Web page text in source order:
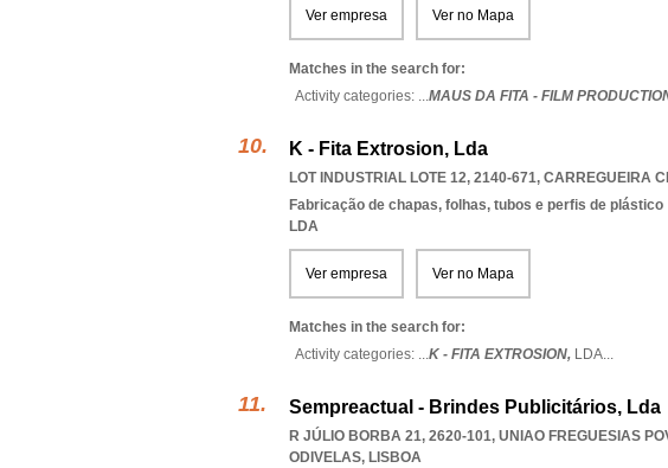
Ver empresa Ver no Mapa
Matches in the search for:
Activity categories: ...MAUS DA FITA - FILM
K - Fita Extrosion, Lda
LOT INDUSTRIAL LOTE 12, 2140-671, CARREGUEIRA
Fabricação de chapas, folhas, tubos e perfis de plástico
LDA
Ver empresa Ver no Mapa
Matches in the search for:
Activity categories: ...K - FITA EXTROSION, LDA...
Sempreactual - Brindes Publicitários, Lda
R JÚLIO BORBA 21, 2620-101, UNIAO FREGUESIAS
ODIVELAS, LISBOA